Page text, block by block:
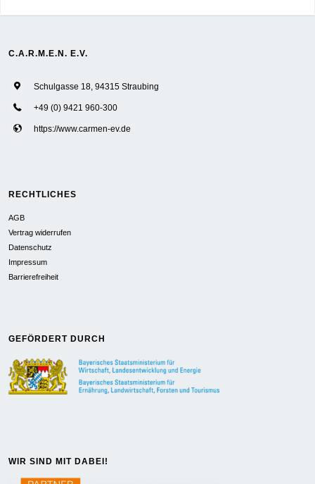
C.A.R.M.E.N. E.V.
Schulgasse 18, 94315 Straubing
+49 (0) 9421 960-300
https://www.carmen-ev.de
RECHTLICHES
AGB
Vertrag widerrufen
Datenschutz
Impressum
Barrierefreiheit
GEFÖRDERT DURCH
WIR SIND MIT DABEI!